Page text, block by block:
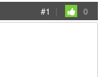
#1 | 0